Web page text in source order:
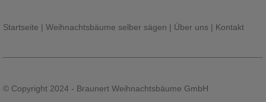
Startseite | Weihnachtsbäume selber sägen | Über uns | Kontakt
© Copyright 2024 - Braunert Weihnachtsbäume GmbH